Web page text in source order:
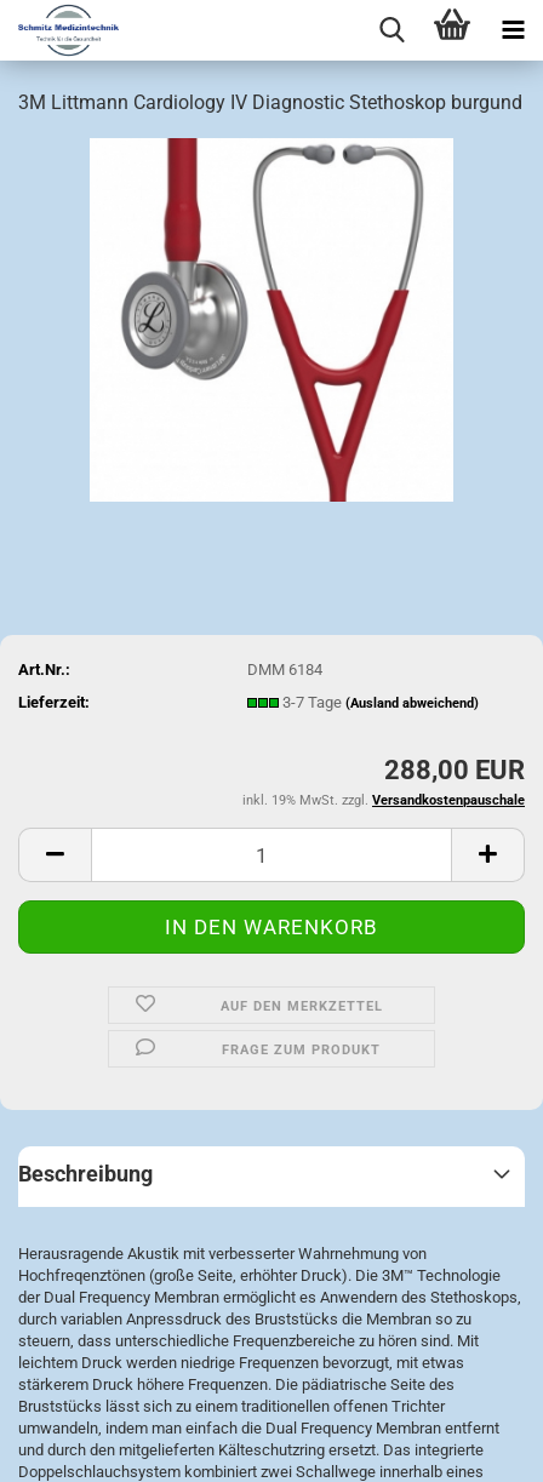
3M Littmann Cardiology IV Diagnostic Stethoskop burgund
Art.Nr.:
DMM 6184
Lieferzeit:
3-7 Tage(Ausland abweichend)
288,00 EUR
inkl. 19% MwSt. zzgl. Versandkostenpauschale
AUF DEN MERKZETTEL
FRAGE ZUM PRODUKT
Beschreibung
Herausragende Akustik mit verbesserter Wahrnehmung von
Hochfreqenztönen (große Seite, erhöhter Druck). Die 3M™ Technologie
der Dual Frequency Membran ermöglicht es Anwendern des Stethoskops,
durch variablen Anpressdruck des Bruststücks die Membran so zu
steuern, dass unterschiedliche Frequenzbereiche zu hören sind. Mit
leichtem Druck werden niedrige Frequenzen bevorzugt, mit etwas
stärkerem Druck höhere Frequenzen. Die pädiatrische Seite des
Bruststücks lässt sich zu einem traditionellen offenen Trichter
umwandeln, indem man einfach die Dual Frequency Membran entfernt
und durch den mitgelieferten Kälteschutzring ersetzt. Das integrierte
Doppelschlauchsystem kombiniert zwei Schallwege innerhalb eines